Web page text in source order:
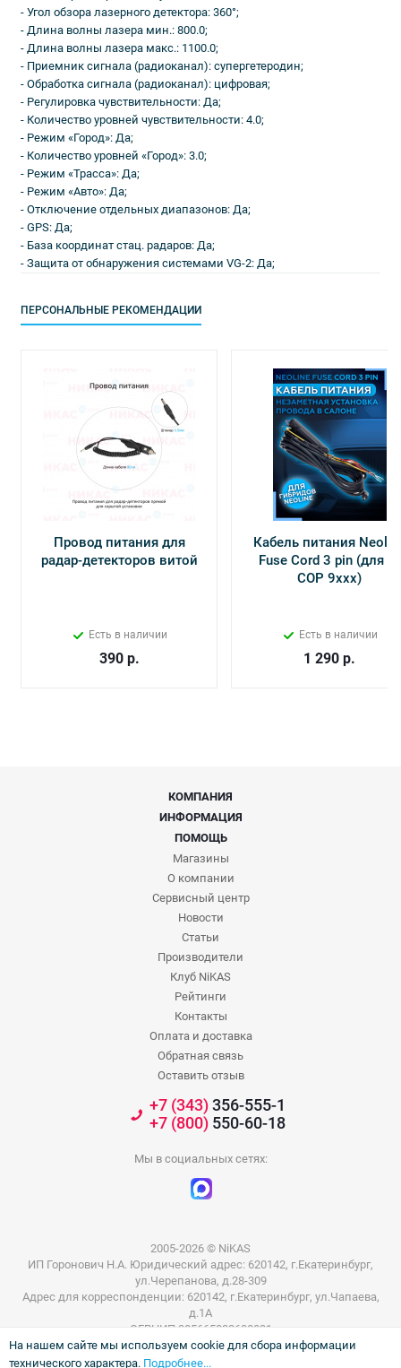
- Угол обзора лазерного детектора: 360°;
- Длина волны лазера мин.: 800.0;
- Длина волны лазера макс.: 1100.0;
- Приемник сигнала (радиоканал): супергетеродин;
- Обработка сигнала (радиоканал): цифровая;
- Регулировка чувствительности: Да;
- Количество уровней чувствительности: 4.0;
- Режим «Город»: Да;
- Количество уровней «Город»: 3.0;
- Режим «Трасса»: Да;
- Режим «Авто»: Да;
- Отключение отдельных диапазонов: Да;
- GPS: Да;
- База координат стац. радаров: Да;
- Защита от обнаружения системами VG-2: Да;
ПЕРСОНАЛЬНЫЕ РЕКОМЕНДАЦИИ
Провод питания для
радар-детекторов витой
Есть в наличии
390р.
Кабель питания
Fuse Cord 3 pin (для Х-
СОР 9ххх)
Есть в наличии
1 290 р.
КОМПАНИЯ
ИНФОРМАЦИЯ
ПОМОЩЬ
Магазины
О компании
Сервисный центр
Новости
Статьи
Производители
Клуб NiKAS
Рейтинги
Контакты
Оплата и доставка
Обратная связь
Оставить отзыв
+7 (343)356-555-1
+7 (800)550-60-18
Мы в социальных сетях:
2005-2026 © NiKAS
ИП Горонович Н.А. Юридический адрес: 620142, г.Екатеринбург,
ул.Черепанова, д.28-309
Адрес для корреспонденции: 620142, г.Екатеринбург, ул.Чапаева,
д.1А
ОГРНИП 305665832600031
ИНН 665801802803
На нашем сайте мы используем cookie для сбора информации
технического характера. Подробнее...